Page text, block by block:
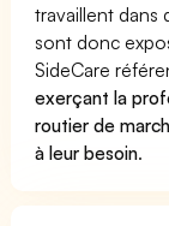
travaillent dans
sont donc
SideCare
exerçant la
routier de
à leur besoin.